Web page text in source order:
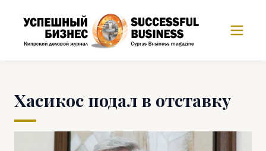
Хасикос подал в отставку